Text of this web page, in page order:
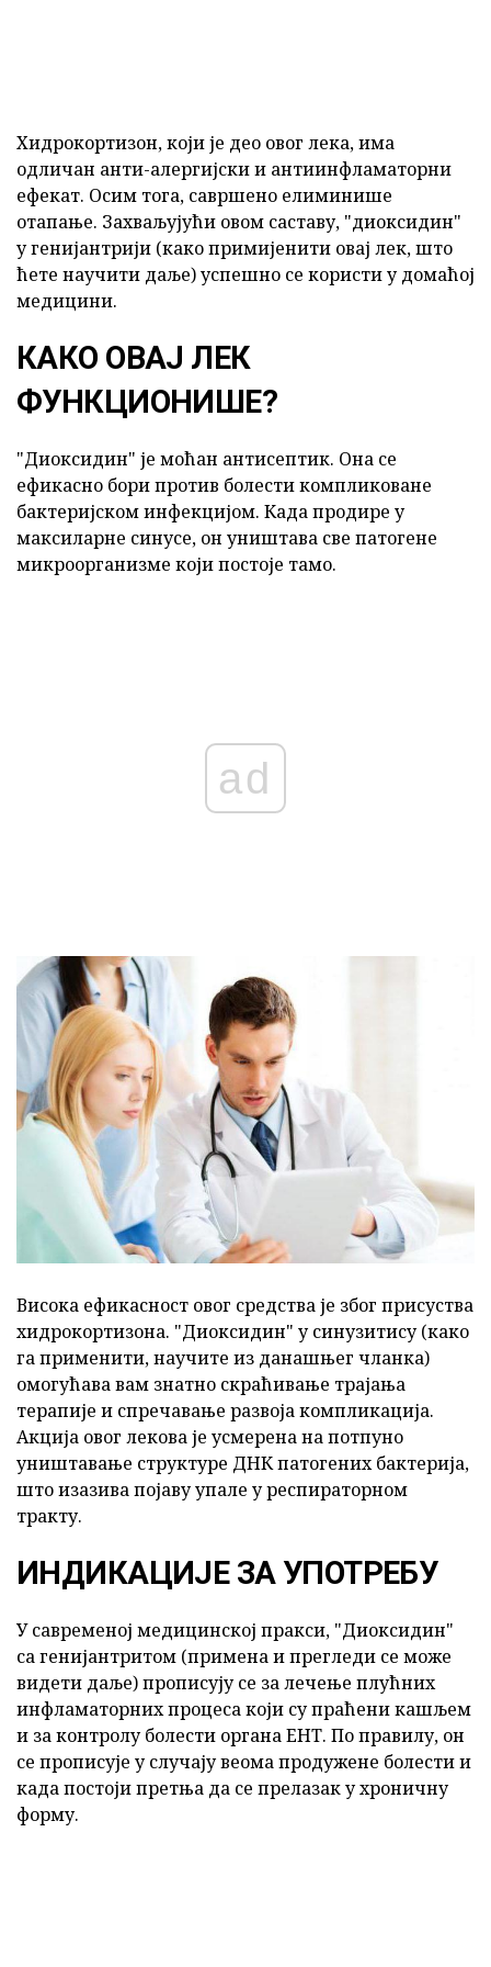
Хидрокортизон, који је део овог лека, има
одличан анти-алергијски и антиинфламаторни
ефекат. Осим тога, савршено елиминише
отапање. Захваљујући овом саставу, "диоксидин"
у генијантрији (како примијенити овај лек, што
ћете научити даље) успешно се користи у домаћој
медицини.
КАКО ОВАЈ ЛЕК
ФУНКЦИОНИШЕ?
"Диоксидин" је моћан антисептик. Она се
ефикасно бори против болести компликоване
бактеријском инфекцијом. Када продире у
максиларне синусе, он уништава све патогене
микроорганизме који постоје тамо.
ad
Висока ефикасност овог средства је због присуства
хидрокортизона. "Диоксидин" у синузитису (како
га применити, научите из данашњег чланка)
омогућава вам знатно скраћивање трајања
терапије и спречавање развоја компликација.
Акција овог лекова је усмерена на потпуно
уништавање структуре ДНК патогених бактерија,
што изазива појаву упале у респираторном
тракту.
ИНДИКАЦИЈЕ ЗА УПОТРЕБУ
У савременој медицинској пракси, "Диоксидин"
са генијантритом (примена и прегледи се може
видети даље) прописују се за лечење плућних
инфламаторних процеса који су праћени кашљем
и за контролу болести органа ЕНТ. По правилу, он
се прописује у случају веома продужене болести и
када постоји претња да се прелазак у хроничну
форму.